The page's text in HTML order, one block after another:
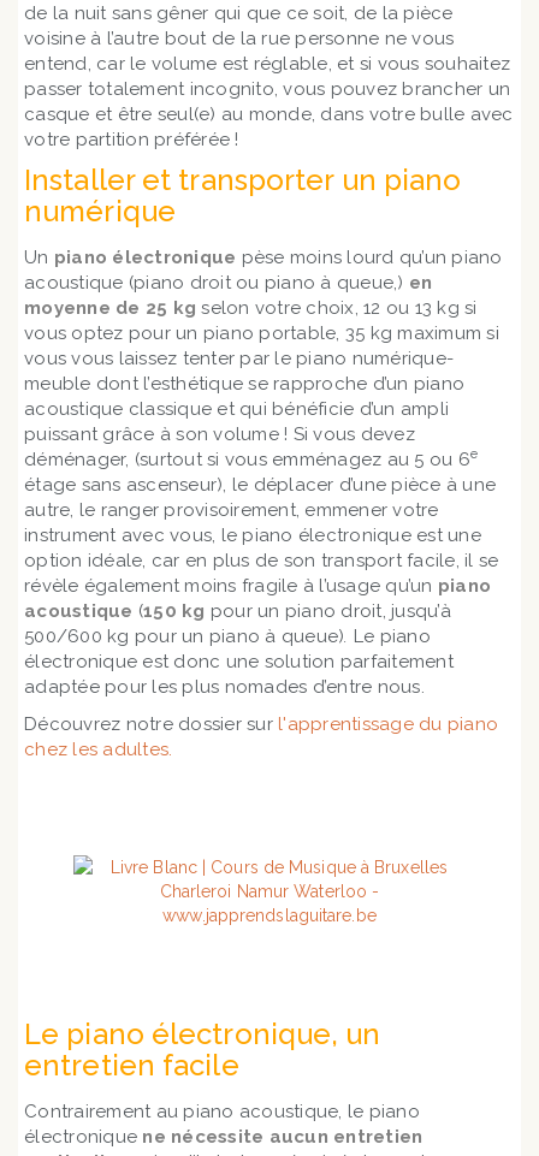
de la nuit sans gêner qui que ce soit, de la pièce
voisine à l’autre bout de la rue personne ne vous
entend, car le volume est réglable, et si vous souhaitez
passer totalement incognito, vous pouvez brancher un
casque et être seul(e) au monde, dans votre bulle avec
votre partition préférée !
Installer et transporter un piano
numérique
Un piano électronique pèse moins lourd qu’un piano
acoustique (piano droit ou piano à queue,) en
moyenne de 25 kg selon votre choix, 12 ou 13 kg si
vous optez pour un piano portable, 35 kg maximum si
vous vous laissez tenter par le piano numérique-
meuble dont l’esthétique se rapproche d’un piano
acoustique classique et qui bénéficie d’un ampli
puissant grâce à son volume ! Si vous devez
déménager, (surtout si vous emménagez au 5 ou 6e
étage sans ascenseur), le déplacer d’une pièce à une
autre, le ranger provisoirement, emmener votre
instrument avec vous, le piano électronique est une
option idéale, car en plus de son transport facile, il se
révèle également moins fragile à l’usage qu’un piano
acoustique (150 kg pour un piano droit, jusqu’à
500/600 kg pour un piano à queue). Le piano
électronique est donc une solution parfaitement
adaptée pour les plus nomades d’entre nous.
Découvrez notre dossier sur l'apprentissage du piano
chez les adultes.
Le piano électronique, un
entretien facile
Contrairement au piano acoustique, le piano
électronique ne nécessite aucun entretien